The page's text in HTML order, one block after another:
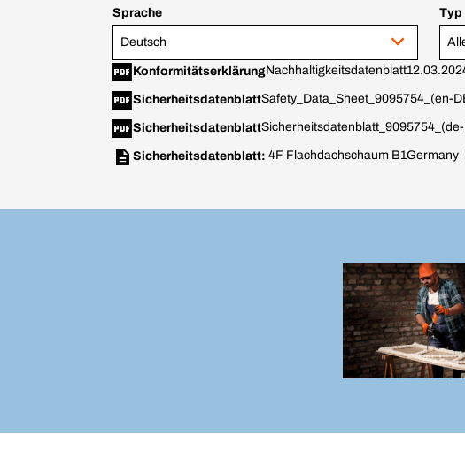
Sprache
Deutsch
Typ
KonformitätserklärungNachhaltigkeitsdatenblatt
SicherheitsdatenblattSafety_Data_Sheet_9095754_(en-
Sicherheitsdatenblatt
Sicherheitsdatenblatt: 4F Flachdachschaum B1Germany